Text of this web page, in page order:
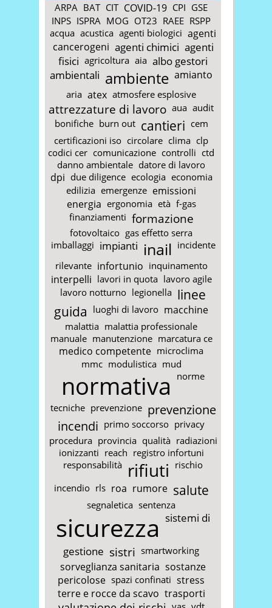
ARPA BAT CIT COVID-19 CPI GSE
INPS ISPRA MOG OT23 RAEE RSPP
acqua acustica agenti biologici agenti
cancerogeni agenti chimici agenti
fisici agricoltura aia albo gestori
ambientali ambiente amianto
aria atex atmosfere esplosive
attrezzature di lavoro aua audit
bonifiche burn out cantieri cem
certificazioni iso circolare clima clp
codici cer comunicazione controlli ctd
danno ambientale datore di lavoro
dpi due diligence ecologia economia
edilizia emergenze emissioni
energia ergonomia età f-gas
finanziamenti formazione
fotovoltaico gas effetto serra
imballaggi impianti inail incidente
rilevante infortunio inquinamento
interpelli lavori in quota lavoro agile
lavoro notturno legionella linee
guida luoghi di lavoro macchine
malattia malattia professionale
manuale manutenzione marcatura ce
medico competente microclima
mmc modulistica mud
normativa norme
tecniche prevenzione prevenzione
incendi primo soccorso privacy
procedura provincia qualità radiazioni
ionizzanti reach registro infortuni
responsabilità rifiuti rischio
incendio rls roa rumore salute
segnaletica sentenza
sicurezza sistemi di
gestione sistri smartworking
sorveglianza sanitaria sostanze
pericolose spazi confinati stress
terre e rocce da scavo trasporti